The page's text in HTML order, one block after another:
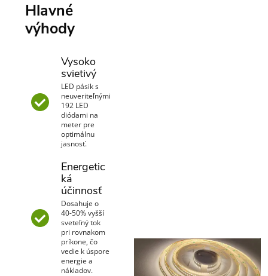
Hlavné
výhody
Vysoko
svietivý
LED pásik s
neuveriteľnými
192 LED
diódami na
meter pre
optimálnu
jasnosť.
Energetic
ká
účinnosť
Dosahuje o
40-50% vyšší
sveteľný tok
pri rovnakom
príkone, čo
vedie k úspore
energie a
nákladov.